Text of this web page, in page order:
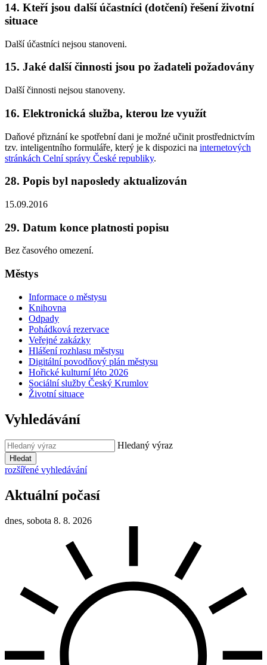
14. Kteří jsou další účastníci (dotčení) řešení životní
situace
Další účastníci nejsou stanoveni.
15. Jaké další činnosti jsou po žadateli požadovány
Další činnosti nejsou stanoveny.
16. Elektronická služba, kterou lze využít
Daňové přiznání ke spotřební dani je možné učinit prostřednictvím
tzv. inteligentního formuláře, který je k dispozici na internetových
stránkách Celní správy České republiky.
28. Popis byl naposledy aktualizován
15.09.2016
29. Datum konce platnosti popisu
Bez časového omezení.
Městys
Informace o městysu
Knihovna
Odpady
Pohádková rezervace
Veřejné zakázky
Hlášení rozhlasu městysu
Digitální povodňový plán městysu
Hořické kulturní léto 2026
Sociální služby Český Krumlov
Životní situace
Vyhledávání
Hledaný výraz
Hledat
rozšířené vyhledávání
Aktuální počasí
dnes, sobota 8. 8. 2026